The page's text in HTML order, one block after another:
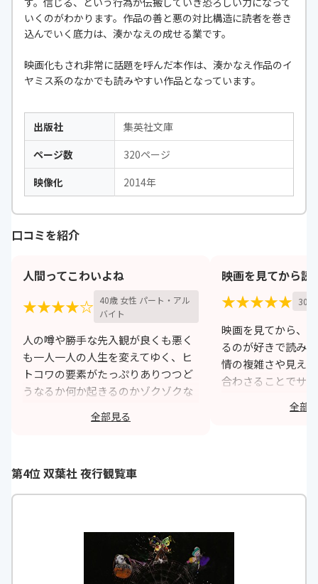
いくのがわかります。作品の善と悪の対比構造に読者を巻き
込んでいく底力は、湊かなえの成せる業です。
映画化もされ非常に話題を呼んだ本作は、湊かなえ作品のイ
ヤミス系のなかでも読みやすい作品となっています。
出版社
集英社文庫
ページ数
320ページ
映像化
2014年
口コミを紹介
人間ってこわいよね
★★★★☆ 40歳 女性 パート・アル
バイト
人の噂や勝手な先入観が良くも悪く
も一人一人の人生を変えてゆく、ヒ
トコワの要素がたっぷりありつつど
うなるか何か起きるのかゾクゾクな
思いつつ今のSNS社会、少しでも自
https://monita.online
全部見る
映画を見てから読
★★★★★ 30
映画を見てから、
るのが好きで読み
情の複雑さや見え
合わさることでサ
す。日常が切り取
全部
第4位 双葉社 夜行観覧車